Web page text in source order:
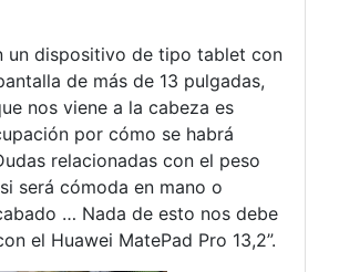
un dispositivo de tipo tablet con
de más de 13 pulgadas,
nos viene a la cabeza es
por cómo se habrá
relacionadas con el peso
será cómoda en mano o
… Nada de esto nos debe
el Huawei MatePad Pro 13,2”.